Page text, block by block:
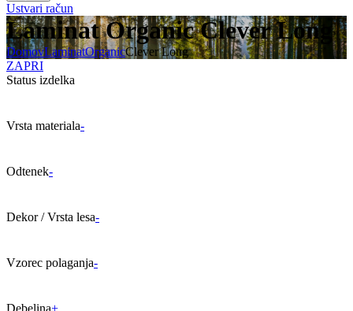
Ustvari račun
Laminat Organic Clever Long
DomovLaminatOrganicClever Long
ZAPRI
Status izdelka
Vrsta materiala-
Odtenek-
Dekor / Vrsta lesa-
Vzorec polaganja-
Debelina+